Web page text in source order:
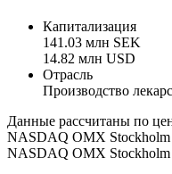
Капитализация
141.03 млн SEK
14.82 млн USD
Отрасль
Производство
Данные рассчитаны по
NASDAQ OMX Stockholm
NASDAQ OMX Stockholm